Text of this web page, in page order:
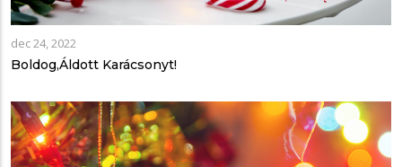
dec 24, 2022
Boldog,Áldott Karácsonyt!